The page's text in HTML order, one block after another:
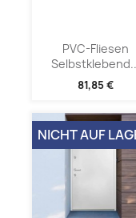
PVC-Fliesen
81,85 €
NICHT AUF